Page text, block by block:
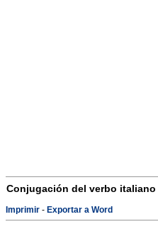
Conjugación del verbo italiano
Imprimir - Exportar a Word